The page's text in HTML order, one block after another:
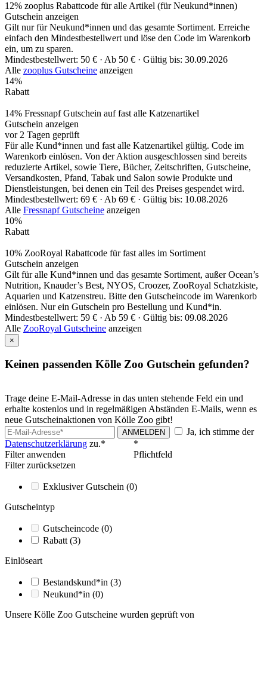
12% zooplus Rabattcode für alle Artikel (für Neukund*innen)
Gutschein anzeigen
Gilt nur für Neukund*innen und das gesamte Sortiment. Erreiche
einfach den Mindestbestellwert und löse den Code im Warenkorb
ein, um zu sparen.
Mindestbestellwert: 50 € · Ab 50 € · Gültig bis: 30.09.2026
Alle zooplus Gutscheine anzeigen
14%
Rabatt
14% Fressnapf Gutschein auf fast alle Katzenartikel
Gutschein anzeigen
vor 2 Tagen geprüft
Für alle Kund*innen und fast alle Katzenartikel gültig. Code im
Warenkorb einlösen. Von der Aktion ausgeschlossen sind bereits
reduzierte Artikel, sowie Tiere, Bücher, Zeitschriften, Gutscheine,
Versandkosten, Pfand, Tabak und Salon sowie Produkte und
Dienstleistungen, bei denen ein Teil des Preises gespendet wird.
Mindestbestellwert: 69 € · Ab 69 € · Gültig bis: 10.08.2026
Alle Fressnapf Gutscheine anzeigen
10%
Rabatt
10% ZooRoyal Rabattcode für fast alles im Sortiment
Gutschein anzeigen
Gilt für alle Kund*innen und das gesamte Sortiment, außer Ocean’s
Nutrition, Knauder’s Best, NYOS, Croozer, ZooRoyal Schatzkiste,
Aquarien und Katzenstreu. Bitte den Gutscheincode im Warenkorb
einlösen. Nur ein Gutschein pro Bestellung und Kund*in.
Mindestbestellwert: 59 € · Ab 59 € · Gültig bis: 09.08.2026
Alle ZooRoyal Gutscheine anzeigen
×
Keinen passenden Kölle Zoo Gutschein gefunden?
Trage deine E-Mail-Adresse in das unten stehende Feld ein und
erhalte kostenlos und in regelmäßigen Abständen E-Mails, wenn es
neue Gutscheinaktionen von Kölle Zoo gibt!
ANMELDEN
Ja, ich stimme der
Datenschutzerklärung zu.*
*
Pflichtfeld
Filter anwenden
Filter zurücksetzen
Exklusiver Gutschein (0)
Gutscheintyp
Gutscheincode (0)
Rabatt (3)
Einlöseart
Bestandskund*in (3)
Neukund*in (0)
Unsere Kölle Zoo Gutscheine wurden geprüft von